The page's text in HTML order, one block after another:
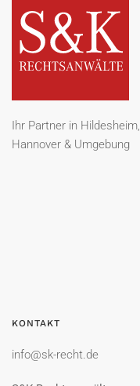
Ihr Partner in Hildesheim,
Hannover & Umgebung
KONTAKT
info@sk-recht.de